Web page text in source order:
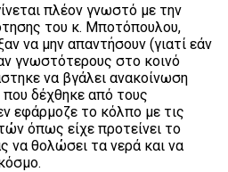
πλέον γνωστό με την
του κ. Μποτόπουλου,
να μην απαντήσουν (γιατί εάν
γνωστότερους στο κοινό
να βγάλει ανακοίνωση
που δέχθηκε από τους
εφάρμοζε το κόλπο με τις
όπως είχε προτείνει το
να θολώσει τα νερά και να